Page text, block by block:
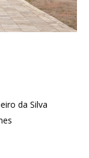
da Silva